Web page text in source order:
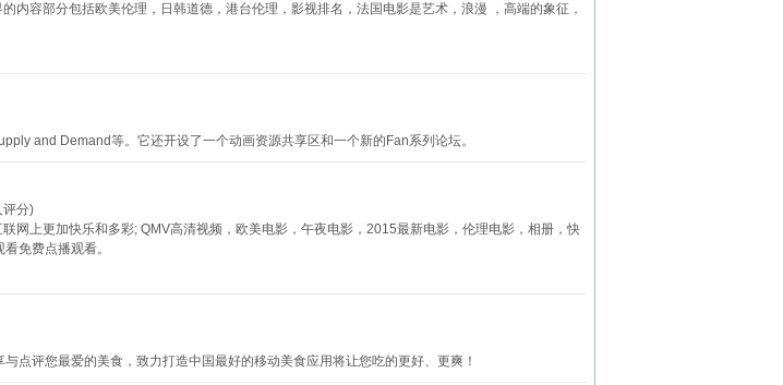
内容部分包括欧美伦理，日韩道德，港台伦理，影视排名，法国电影是艺术，浪漫 ，高端的象征，
and Demand等。它还开设了一个动画资源共享区和一个新的Fan系列论坛。
评分)
网上更加快乐和多彩; QMV高清视频，欧美电影，午夜电影，2015最新电影，伦理电影，相册，快
免费点播观看。
点评您最爱的美食，致力打造中国最好的移动美食应用将让您吃的更好、更爽！